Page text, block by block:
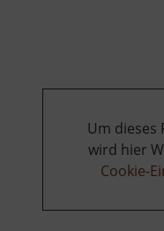
Um dieses
wird hier
Cookie-